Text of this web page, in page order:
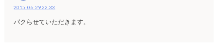
2015-06-29 22:33
パクらせていただきます。